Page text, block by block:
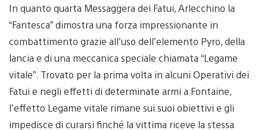
In quanto quarta Messaggera dei Fatui, Arlecchino la
“Fantesca” dimostra una forza impressionante in
combattimento grazie all’uso dell’elemento Pyro, della
lancia e di una meccanica speciale chiamata “Legame
vitale”. Trovato per la prima volta in alcuni Operativi dei
Fatui e negli effetti di determinate armi a Fontaine,
l’effetto Legame vitale rimane sui suoi obiettivi e gli
impedisce di curarsi finché la vittima riceve la stessa